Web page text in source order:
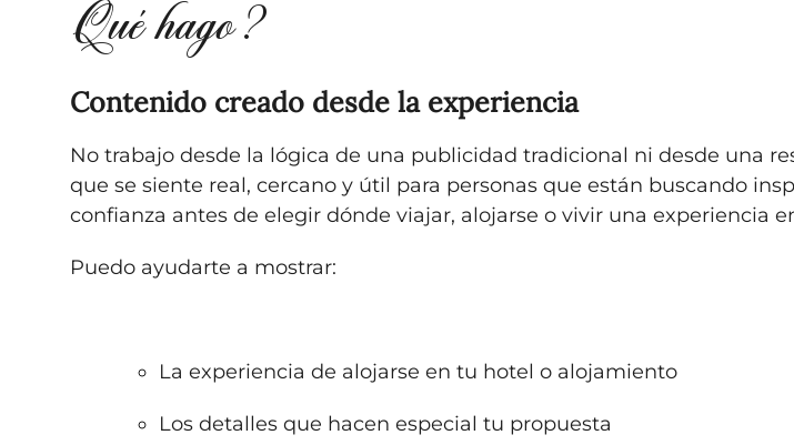
Qué hago?
Contenido creado desde la experiencia
No trabajo desde la lógica de una publicidad tradicional ni desde una
que se siente real, cercano y útil para personas que están buscando
confianza antes de elegir dónde viajar, alojarse o vivir una experiencia
Puedo ayudarte a mostrar:
La experiencia de alojarse en tu hotel o alojamiento
Los detalles que hacen especial tu propuesta